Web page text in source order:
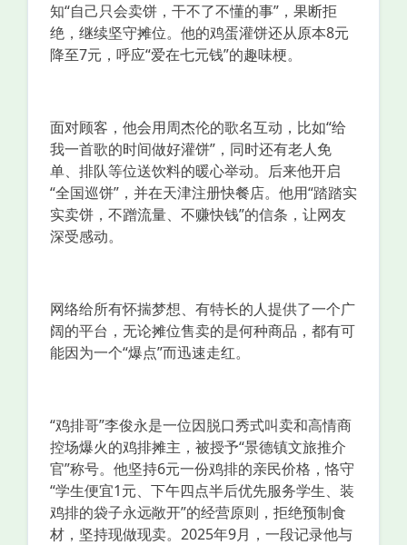
知“自己只会卖饼，干不了不懂的事”，果断拒
绝，继续坚守摊位。他的鸡蛋灌饼还从原本8元
降至7元，呼应“爱在七元钱”的趣味梗。
面对顾客，他会用周杰伦的歌名互动，比如“给
我一首歌的时间做好灌饼”，同时还有老人免
单、排队等位送饮料的暖心举动。后来他开启
“全国巡饼”，并在天津注册快餐店。他用“踏踏实
实卖饼，不蹭流量、不赚快钱”的信条，让网友
深受感动。
网络给所有怀揣梦想、有特长的人提供了一个广
阔的平台，无论摊位售卖的是何种商品，都有可
能因为一个“爆点”而迅速走红。
“鸡排哥”李俊永是一位因脱口秀式叫卖和高情商
控场爆火的鸡排摊主，被授予“景德镇文旅推介
官”称号。他坚持6元一份鸡排的亲民价格，恪守
“学生便宜1元、下午四点半后优先服务学生、装
鸡排的袋子永远敞开”的经营原则，拒绝预制食
材，坚持现做现卖。2025年9月，一段记录他与